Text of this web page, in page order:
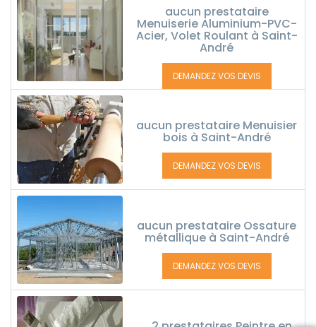
aucun prestataire
Menuiserie Aluminium-PVC-
Acier, Volet Roulant à Saint-
André
DEMANDEZ VOS DEVIS
aucun prestataire Menuisier
bois à Saint-André
DEMANDEZ VOS DEVIS
aucun prestataire Ossature
métallique à Saint-André
DEMANDEZ VOS DEVIS